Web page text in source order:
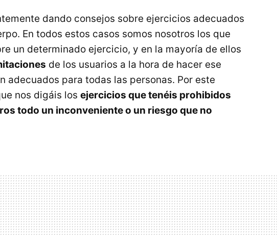
dando consejos sobre ejercicios adecuados
En todos estos casos somos nosotros los que
un determinado ejercicio, y en la mayoría de ellos
de los usuarios a la hora de hacer ese
adecuados para todas las personas. Por este
nos digáis los ejercicios que tenéis prohibidos
todo un inconveniente o un riesgo que no